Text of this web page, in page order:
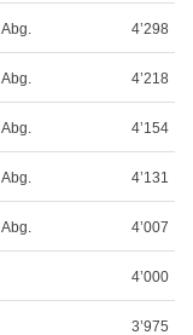
Abg. 4’298
Abg. 4’218
Abg. 4’154
Abg. 4’131
Abg. 4’007
4’000
3’975